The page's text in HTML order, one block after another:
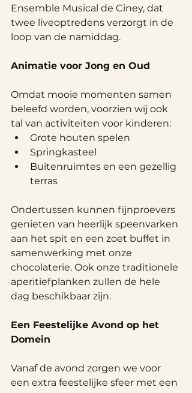
Ensemble Musical de Ciney, dat
twee liveoptredens verzorgt in de
loop van de namiddag.
Animatie voor Jong en Oud
Omdat mooie momenten samen
beleefd worden, voorzien wij ook
tal van activiteiten voor kinderen:
Grote houten spelen
Springkasteel
Buitenruimtes en een gezellig
terras
Ondertussen kunnen fijnproevers
genieten van heerlijk speenvarken
aan het spit en een zoet buffet in
samenwerking met onze
chocolaterie. Ook onze traditionele
aperitiefplanken zullen de hele
dag beschikbaar zijn.
Een Feestelijke Avond op het
Domein
Vanaf de avond zorgen we voor
een extra feestelijke sfeer met een